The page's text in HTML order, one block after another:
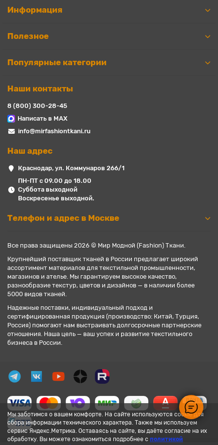
Мы заботимся о вашем комфорте. На сайте используются cookie для
сбора информации технического характера. Также мы используем
сервис Яндекс.Метрика. Оставаясь на сайте, вы даёте согласие на их
обработку. Вы можете ознакомиться подробнее с политикой
Информация
Полезное
Популярные категории
Наши контакты
8 (800) 300-28-45
Написать в MAX
info@mirfashiontkani.ru
Наш адрес
Краснодар, ул. Коммунаров 266/1
ПН-ПТ с 09.00 до 18.00
Суббота выходной
Воскресенье выходной.
Телефон и адрес в Москве
Все права защищены 2026 © Мир Модной (Fashion) Ткани.
Крупнейший поставщик тканей в России предлагает широкий
ассортимент материалов для текстильной промышленности,
магазинов и ателье. Мы гарантируем высокое качество,
разнообразие текстур, цветов и дизайнов — в наличии более
5000 видов тканей.
Надежные поставки, индивидуальный подход и
сертифицированная продукция (производство: Китай, Турция,
Россия) помогают нам выстраивать долгосрочные партнерские
отношения. Наша цель — ваш успех и развитие текстильного
бизнеса в России.